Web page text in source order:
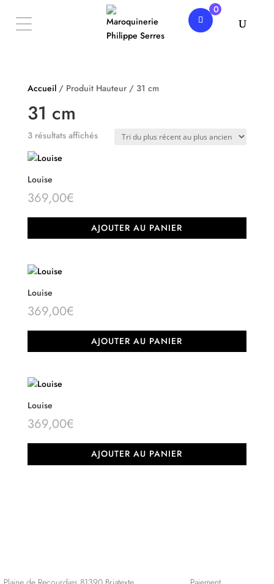
0
Accueil/ Produit Hauteur / 31 cm
31 cm
3 résultats affichésTrié
ancien
Louise
369,00€
AJOUTER AU PANIER
Louise
369,00€
AJOUTER AU PANIER
Louise
369,00€
AJOUTER AU PANIER